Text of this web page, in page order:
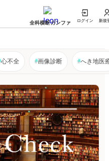
全科横断カンファ ログイン 新規
心不全 #画像診断 #へき地医